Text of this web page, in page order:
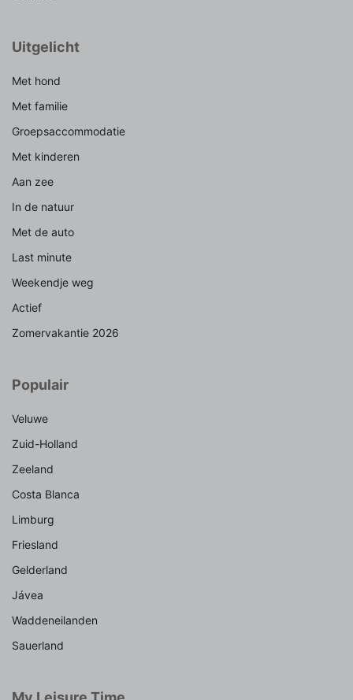
Uitgelicht
Met hond
Met familie
Groepsaccommodatie
Met kinderen
Aan zee
In de natuur
Met de auto
Last minute
Weekendje weg
Actief
Zomervakantie 2026
Populair
Veluwe
Zuid-Holland
Zeeland
Costa Blanca
Limburg
Friesland
Gelderland
Jávea
Waddeneilanden
Sauerland